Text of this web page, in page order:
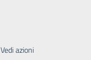
Vedi azioni